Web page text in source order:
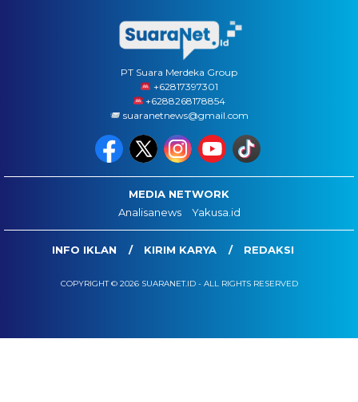
PT Suara Merdeka Group
‪+62817397301
+6288268178854
suaranetnews@gmail.com
MEDIA NETWORK
Analisanews
Yakusa.id
INFO IKLAN KIRIM KARYA REDAKSI
COPYRIGHT © 2026 SUARANET.ID - ALL RIGHTS RESERVED